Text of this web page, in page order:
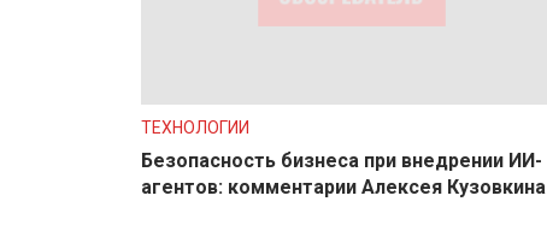
ТЕХНОЛОГИИ
Безопасность бизнеса при внедрении ИИ-
агентов: комментарии Алексея Кузовкина